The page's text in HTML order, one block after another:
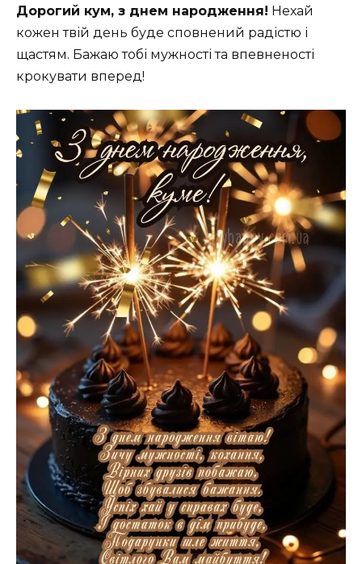
Дорогий кум, з днем народження! Нехай
кожен твій день буде сповнений радістю і
щастям. Бажаю тобі мужності та впевненості
крокувати вперед!